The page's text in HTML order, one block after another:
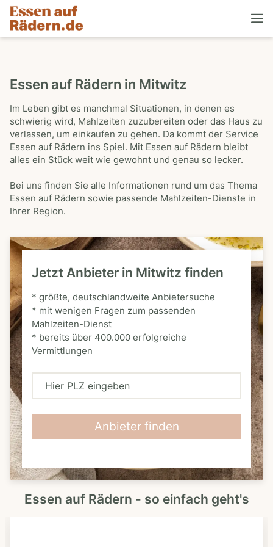
Essen auf Rädern in Mitwitz
Im Leben gibt es manchmal Situationen, in denen es
schwierig wird, Mahlzeiten zuzubereiten oder das Haus zu
verlassen, um einkaufen zu gehen. Da kommt der Service
Essen auf Rädern ins Spiel. Mit Essen auf Rädern bleibt
alles ein Stück weit wie gewohnt und genau so lecker.
Bei uns finden Sie alle Informationen rund um das Thema
Essen auf Rädern sowie passende Mahlzeiten-Dienste in
Ihrer Region.
Jetzt Anbieter in Mitwitz finden
* größte, deutschlandweite Anbietersuche
* mit wenigen Fragen zum passenden
Mahlzeiten-Dienst
* bereits über 400.000 erfolgreiche
Vermittlungen
H
L
Z
Anbieter finden
Essen auf Rädern - so einfach geht's